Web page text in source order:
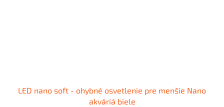
LED nano soft - ohybné osvetlenie pre menšie Nano
akváriá biele